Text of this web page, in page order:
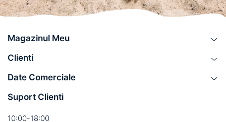
Magazinul Meu
Clienti
Date Comerciale
Suport Clienti
10:00-18:00